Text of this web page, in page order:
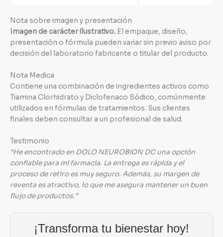
Nota sobre imagen y presentación
Imagen de carácter ilustrativo. El empaque, diseño,
presentación o fórmula pueden variar sin previo aviso por
decisión del laboratorio fabricante o titular del producto.
Nota Medica
Contiene una combinación de ingredientes activos como
Tiamina Clorhidrato y Diclofenaco Sódico, comúnmente
utilizados en fórmulas de tratamientos. Sus clientes
finales deben consultar a un profesional de salud.
Testimonio
“He encontrado en DOLO NEUROBION DC una opción
confiable para mi farmacia. La entrega es rápida y el
proceso de retiro es muy seguro. Además, su margen de
reventa es atractivo, lo que me asegura mantener un buen
flujo de productos.”
¡Transforma tu bienestar hoy!